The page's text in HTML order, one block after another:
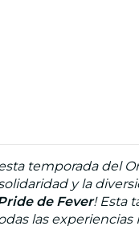
temporada del
y la
de Fever! Esta
las experiencias